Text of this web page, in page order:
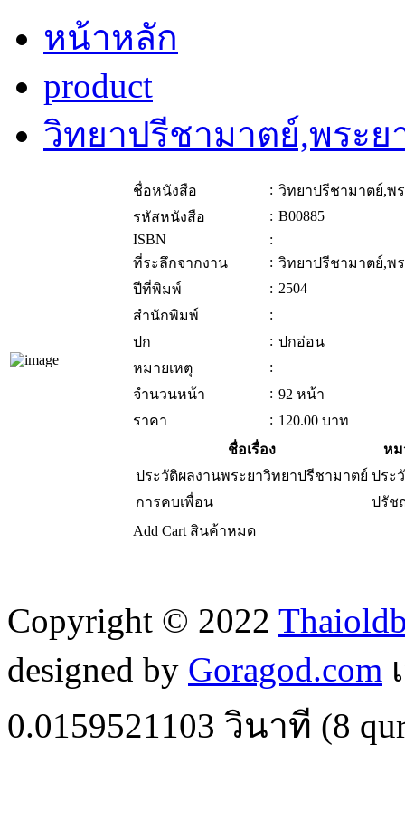
หน้าหลัก
product
วิทยาปรีชามาตย์,พระย
ชื่อหนังสือ : วิทยาปรีชามาตย์,พ
รหัสหนังสือ
: B00885
ISBN
:
ที่ระลึกจากงาน
: วิทยาปรีชามาตย์,พ
ปีที่พิมพ์
: 2504
สำนักพิมพ์
:
ปก
: ปกอ่อน
หมายเหตุ
:
จำนวนหน้า
: 92 หน้า
ราคา
: 120.00 บาท
ชื่อเรื่อง
ห
ประวัติผลงานพระยาวิทยาปรีชามาตย์ ประ
การคบเพื่อน
ปรัช
Add Cart สินค้าหมด
Copyright © 2022
designed by Goragod.com
0.0159521103 วินาที (8